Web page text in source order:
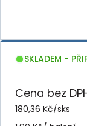
SKLADEM -
Cena bez
180,36 Kč/sks